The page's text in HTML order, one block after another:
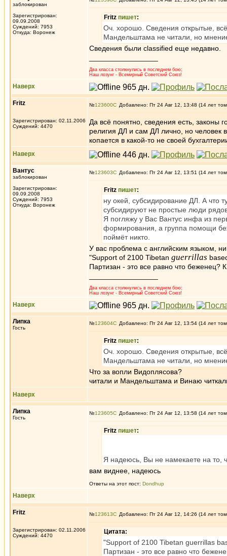
заблокирован
Зарегистрирован:
09.09.2008
Суждений: 7953
Откуда: Воронеж
Fritz пишет:
Оч. хорошо. Сведения открытые,
Мандельштама не читали, но
Сведения были classified еще недавно.
Два класса столкнулись в последнем бою;
Наш лозунг - Всемирный Советский Союз!
Наверх
Fritz
Зарегистрирован: 02.11.2006
Суждений: 4470
№123600 Добавлено: Пт 24 Авг 12, 13:48 (14 лет
Да всё понятно, сведения есть, законы
религия ДЛ и сам ДЛ лично, но человек
копается в какой-то не своей
Наверх
Вантус
заблокирован
Зарегистрирован:
09.09.2008
Суждений: 7953
Откуда: Воронеж
№123603 Добавлено: Пт 24 Авг 12, 13:51 (14 лет
Fritz пишет:
ну окей, субсидирование ДЛ. А что
субсидируют не простые люди
Я погляжу у Вас Вантус инфа из
формирования, а группа помощи
поймёт никто.
У вас проблема с английским языком,
"Support of 2100 Tibetan guerrillas
Партизан - это все равно что беженец?
Два класса столкнулись в последнем бою;
Наш лозунг - Всемирный Советский Союз!
Наверх
Липка
Гость
№123604 Добавлено: Пт 24 Авг 12, 13:54 (14 лет
Fritz пишет:
Оч. хорошо. Сведения открытые,
Мандельштама не читали, но
Что за вопли Видоплясова?
читали и Мандельштама и Винаю
Наверх
Липка
Гость
№123605 Добавлено: Пт 24 Авг 12, 13:58 (14 лет
Fritz пишет:
Я надеюсь, Вы не намекаете на то,
вам виднее, надеюсь
Ответы на этот пост: Dondhup
Наверх
Fritz
Зарегистрирован: 02.11.2006
Суждений: 4470
№123613 Добавлено: Пт 24 Авг 12, 14:26 (14 лет
Цитата:
"Support of 2100 Tibetan guerrillas
Партизан - это все равно что